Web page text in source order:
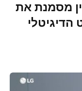
מסמנת את
הדיגיטלי